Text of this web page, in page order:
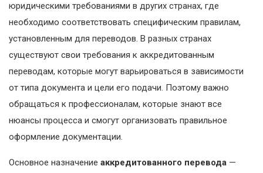
юридическими требованиями в других странах, где
необходимо соответствовать специфическим правилам,
установленным для переводов. В разных странах
существуют свои требования к аккредитованным
переводам, которые могут варьироваться в зависимости
от типа документа и цели его подачи. Поэтому важно
обращаться к профессионалам, которые знают все
нюансы процесса и смогут организовать правильное
оформление документации.
Основное назначение аккредитованного перевода —